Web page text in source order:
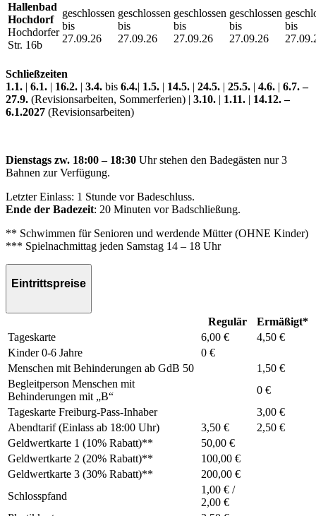
Hallenbad
Hochdorf
Hochdorfer
Str. 16b
geschlossen
bis
27.09.26
geschlossen
bis
27.09.26
geschlossen
bis
27.09.26
geschlossen
bis
27.09.26
bis
Schließzeiten
1.1. | 6.1. | 16.2. | 3.4. bis 6.4.| 1.5. | 14.5. | 24.5. | 25.5. | 4.6. | 6.7. –
27.9. (Revisionsarbeiten, Sommerferien) | 3.10. | 1.11. | 14.12. –
6.1.2027 (Revisionsarbeiten)
Dienstags zw. 18:00 – 18:30 Uhr stehen den Badegästen nur 3
Bahnen zur Verfügung.
Letzter Einlass: 1 Stunde vor Badeschluss.
Ende der Badezeit: 20 Minuten vor Badschließung.
** Schwimmen für Senioren und werdende Mütter (OHNE Kinder)
*** Spielnachmittag jeden Samstag 14 – 18 Uhr
Eintrittspreise
Regulär
Ermäßigt*
Tageskarte
6,00 €
4,50 €
Kinder 0-6 Jahre
0 €
Menschen mit Behinderungen ab GdB 50
1,50 €
Begleitperson Menschen mit
Behinderungen mit „B“
0 €
Tageskarte Freiburg-Pass-Inhaber
3,00 €
Abendtarif (Einlass ab 18:00 Uhr)
3,50 €
2,50 €
Geldwertkarte 1 (10% Rabatt)**
50,00 €
Geldwertkarte 2 (20% Rabatt)**
100,00 €
Geldwertkarte 3 (30% Rabatt)**
200,00 €
Schlosspfand
1,00 € /
2,00 €